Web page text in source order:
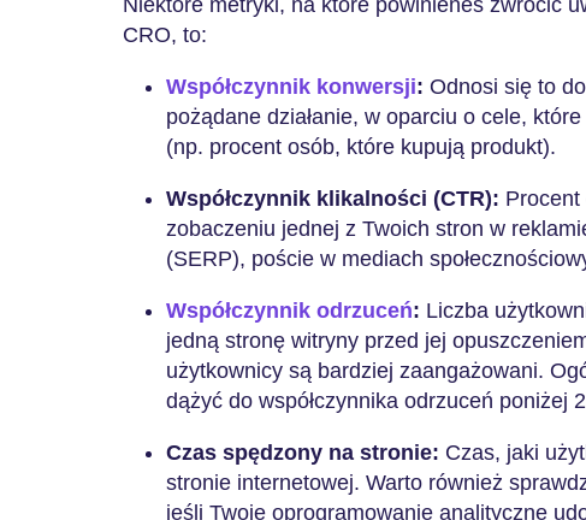
CRO, to:
Współczynnik konwersji: Odnosi się to
pożądane działanie, w oparciu o cele,
(np. procent osób, które kupują produkt).
Współczynnik klikalności (CTR): Procent
zobaczeniu jednej z Twoich stron w
(SERP), poście w mediach
Współczynnik odrzuceń: Liczba
jedną stronę witryny przed jej
użytkownicy są bardziej zaangażowani.
dążyć do współczynnika odrzuceń poniżej
Czas spędzony na stronie: Czas, jaki
stronie internetowej. Warto również
jeśli Twoje oprogramowanie analityczne